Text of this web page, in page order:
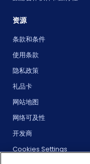
资源
条款和条件
使用条款
隐私政策
礼品卡
网站地图
网络可及性
开发商
Cookies Settings